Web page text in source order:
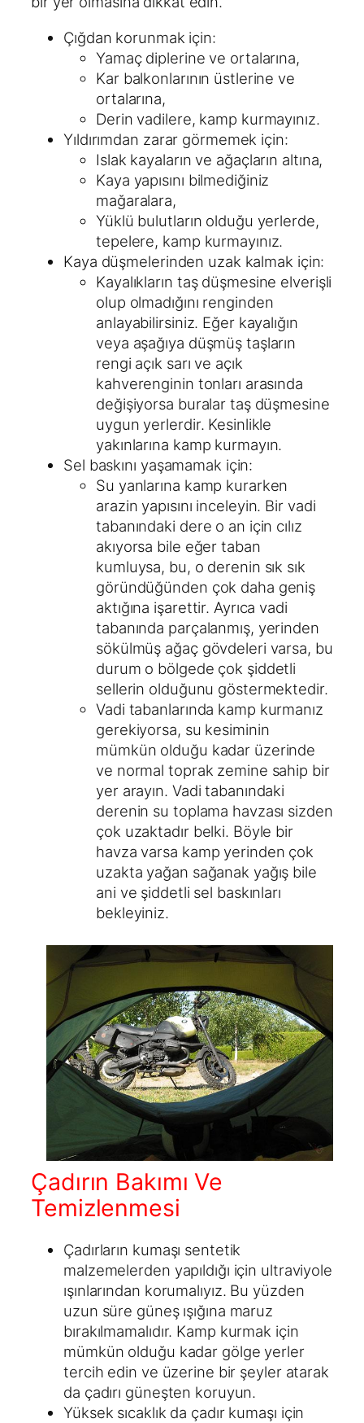
Çığdan korunmak için:
Yamaç diplerine ve ortalarına,
Kar balkonlarının üstlerine ve
ortalarına,
Derin vadilere, kamp kurmayınız.
Yıldırımdan zarar görmemek için:
Islak kayaların ve ağaçların altına,
Kaya yapısını bilmediğiniz
mağaralara,
Yüklü bulutların olduğu yerlerde,
tepelere, kamp kurmayınız.
Kaya düşmelerinden uzak kalmak için:
Kayalıkların taş düşmesine elverişli
olup olmadığını renginden
anlayabilirsiniz. Eğer kayalığın
veya aşağıya düşmüş taşların
rengi açık sarı ve açık
kahverenginin tonları arasında
değişiyorsa buralar taş düşmesine
uygun yerlerdir. Kesinlikle
yakınlarına kamp kurmayın.
Sel baskını yaşamamak için:
Su yanlarına kamp kurarken
arazin yapısını inceleyin. Bir vadi
tabanındaki dere o an için cılız
akıyorsa bile eğer taban
kumluysa, bu, o derenin sık sık
göründüğünden çok daha geniş
aktığına işarettir. Ayrıca vadi
tabanında parçalanmış, yerinden
sökülmüş ağaç gövdeleri varsa, bu
durum o bölgede çok şiddetli
sellerin olduğunu göstermektedir.
Vadi tabanlarında kamp kurmanız
gerekiyorsa, su kesiminin
mümkün olduğu kadar üzerinde
ve normal toprak zemine sahip bir
yer arayın. Vadi tabanındaki
derenin su toplama havzası sizden
çok uzaktadır belki. Böyle bir
havza varsa kamp yerinden çok
uzakta yağan sağanak yağış bile
ani ve şiddetli sel baskınları
bekleyiniz.
Çadırın Bakımı Ve
Temizlenmesi
Çadırların kumaşı sentetik
malzemelerden yapıldığı için ultraviyole
ışınlarından korumalıyız. Bu yüzden
uzun süre güneş ışığına maruz
bırakılmamalıdır. Kamp kurmak için
mümkün olduğu kadar gölge yerler
tercih edin ve üzerine bir şeyler atarak
da çadırı güneşten koruyun.
Yüksek sıcaklık da çadır kumaşı için